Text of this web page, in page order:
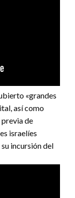
«grandes
así como
de
israelíes
incursión del